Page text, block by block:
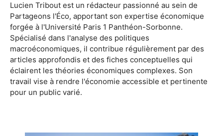
Lucien Tribout est un rédacteur passionné au sein de
Partageons l'Éco, apportant son expertise économique
forgée à l'Université Paris 1 Panthéon-Sorbonne.
Spécialisé dans l'analyse des politiques
macroéconomiques, il contribue régulièrement par des
articles approfondis et des fiches conceptuelles qui
éclairent les théories économiques complexes. Son
travail vise à rendre l'économie accessible et pertinente
pour un public varié.